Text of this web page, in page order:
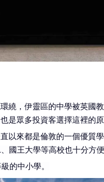
繞，伊靈區的中學被英國
是眾多投資客選擇這裡的
以來都是倫敦的一個優質
國王大學等高校也十分方
的中小學。